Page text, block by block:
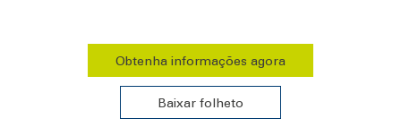
Obtenha informações agora
Baixar folheto